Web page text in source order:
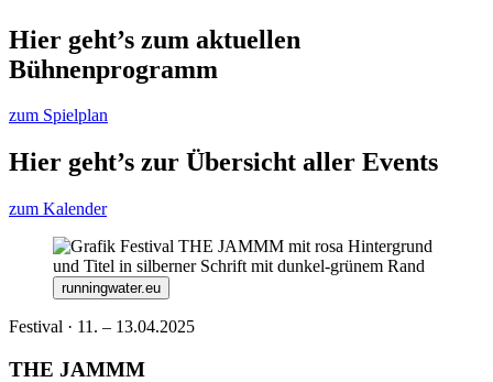
Hier geht’s zum aktuellen
Bühnenprogramm
zum Spielplan
Hier geht’s zur Übersicht aller Events
zum Kalender
runningwater.eu
Festival · 11. – 13.04.2025
THE JAMMM